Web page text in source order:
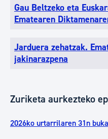
Gau Beltzeko eta
Ematearen
Jarduera zehatzak.
jakinarazpena
Zuriketa aurkezteko
2026ko urtarrilaren 31n